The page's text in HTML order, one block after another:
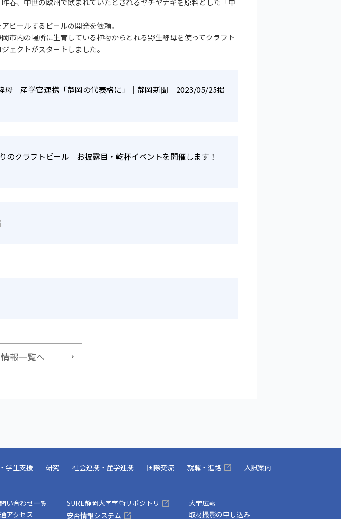
春、中世の欧州で飲まれていたとされるヤチヤナギを原料とした「中
ピールするビールの開発を依頼。
市内の場所に生育している植物からとれる野生酵母を使ってクラフト
ェクトがスタートしました。
母 産学官連携「静岡の代表格に」｜静岡新聞 2023/05/25掲
のクラフトビール お披露目・乾杯イベントを開催します！｜
報一覧へ
学生支援 研究 社会連携・産学連携 国際交流 就職・進路 入試案内
い合わせ一覧
アクセス
SURE静岡大学学術リポジトリ
安否情報システム
大学広報
取材撮影の申し込み